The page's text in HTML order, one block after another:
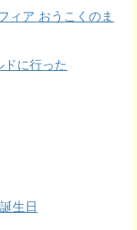
ィア おうこくのま
に行った
生日